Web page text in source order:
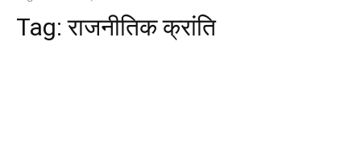
Tag:राजनीतिक क्रांति